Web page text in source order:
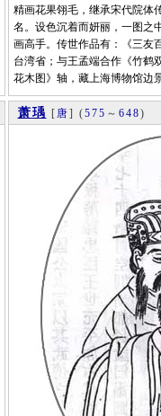
精画花果翎毛，继承宋代院体
名。设色沉着而妍丽，一图之
画高手。传世作品有：《三友
台湾省；与王孟端合作《竹鹤
花木图》轴，藏上海博物馆
萧瑀 [ 唐] (575 ～ 648)